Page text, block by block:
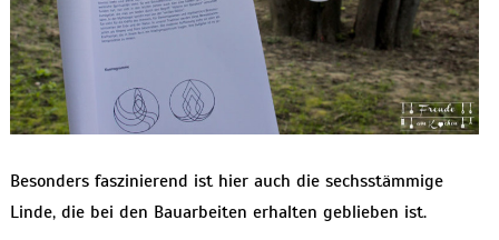
Besonders faszinierend ist hier auch die sechsstämmige
Linde, die bei den Bauarbeiten erhalten geblieben ist.